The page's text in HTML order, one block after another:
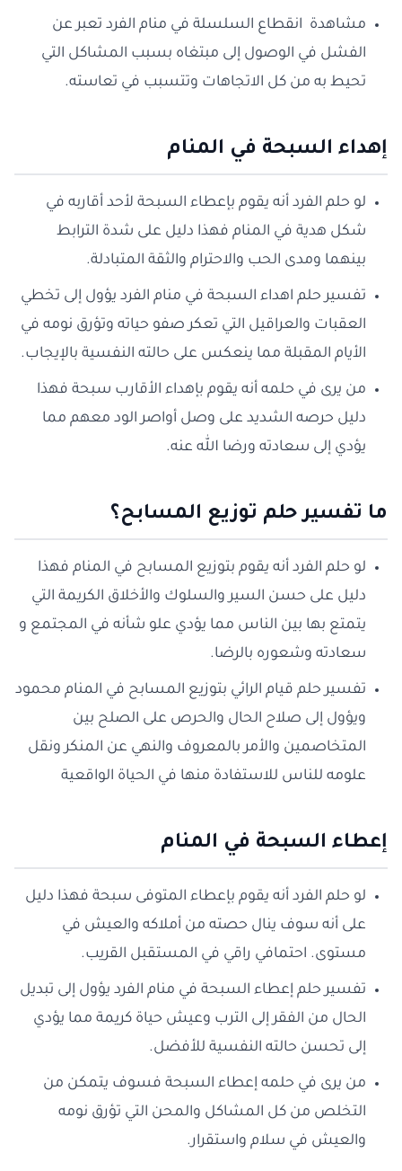
مشاهدة انقطاع السلسلة في منام الفرد تعبر عن
الفشل في الوصول إلى مبتغاه بسبب المشاكل التي
تحيط به من كل الاتجاهات وتتسبب في تعاسته.
إهداء السبحة في المنام
لو حلم الفرد أنه يقوم بإعطاء السبحة لأحد أقاربه في
شكل هدية في المنام فهذا دليل على شدة الترابط
بينهما ومدى الحب والاحترام والثقة المتبادلة.
تفسير حلم اهداء السبحة في منام الفرد يؤول إلى تخطي
العقبات والعراقيل التي تعكر صفو حياته وتؤرق نومه في
الأيام المقبلة مما ينعكس على حالته النفسية بالإيجاب.
من يرى في حلمه أنه يقوم بإهداء الأقارب سبحة فهذا
دليل حرصه الشديد على وصل أواصر الود معهم مما
يؤدي إلى سعادته ورضا الله عنه.
ما تفسير حلم توزيع المسابح؟
لو حلم الفرد أنه يقوم بتوزيع المسابح في المنام فهذا
دليل على حسن السير والسلوك والأخلاق الكريمة التي
يتمتع بها بين الناس مما يؤدي علو شأنه في المجتمع و
سعادته وشعوره بالرضا.
تفسير حلم قيام الرائي بتوزيع المسابح في المنام محمود
ويؤول إلى صلاح الحال والحرص على الصلح بين
المتخاصمين والأمر بالمعروف والنهي عن المنكر ونقل
علومه للناس للاستفادة منها في الحياة الواقعية
إعطاء السبحة في المنام
لو حلم الفرد أنه يقوم بإعطاء المتوفى سبحة فهذا دليل
على أنه سوف ينال حصته من أملاكه والعيش في
مستوى. احتمافي راقي في المستقبل القريب.
تفسير حلم إعطاء السبحة في منام الفرد يؤول إلى تبديل
الحال من الفقر إلى الترب وعيش حياة كريمة مما يؤدي
إلى تحسن حالته النفسية للأفضل.
من يرى في حلمه إعطاء السبحة فسوف يتمكن من
التخلص من كل المشاكل والمحن التي تؤرق نومه
والعيش في سلام واستقرار.